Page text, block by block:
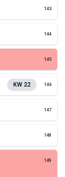
143
144
145
KW 22 146
147
148
149